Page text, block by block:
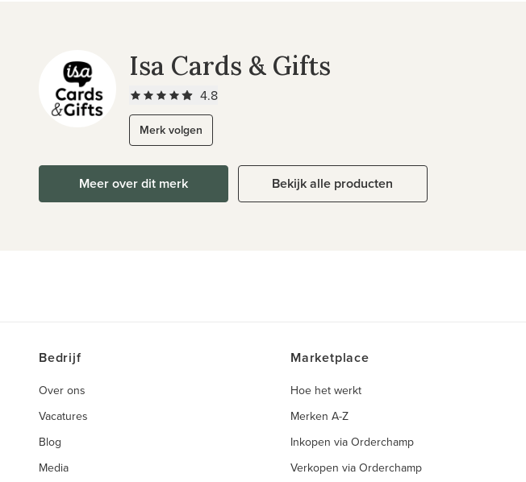
Isa Cards & Gifts
4.8
Merk volgen
Meer over dit merk Bekijk alle producten
Bedrijf
Over ons
Vacatures
Blog
Media
Marketplace
Hoe het werkt
Merken A-Z
Inkopen via Orderchamp
Verkopen via Orderchamp